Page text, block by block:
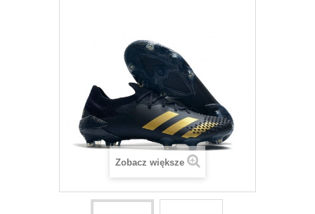
Zobacz większe